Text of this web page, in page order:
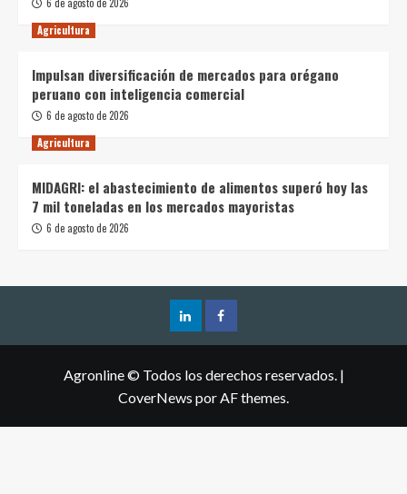
Agricultura
Impulsan diversificación de mercados para orégano
peruano con inteligencia comercial
6 de agosto de 2026
Agricultura
MIDAGRI: el abastecimiento de alimentos superó hoy las
7 mil toneladas en los mercados mayoristas
6 de agosto de 2026
Agronline © Todos los derechos reservados. |
CoverNews por AF themes.